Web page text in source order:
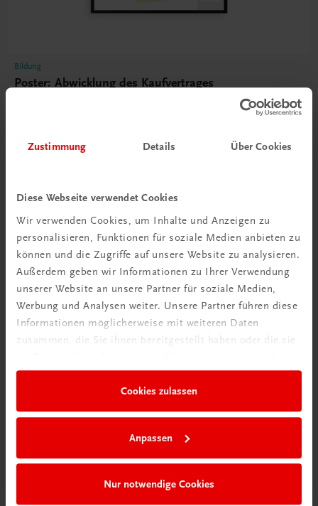
Zustimmung Details Über Cookies
Diese Webseite verwendet Cookies
Wir verwenden Cookies, um Inhalte und Anzeigen zu
personalisieren, Funktionen für soziale Medien anbieten zu
können und die Zugriffe auf unsere Website zu analysieren.
Außerdem geben wir Informationen zu Ihrer Verwendung
unserer Website an unsere Partner für soziale Medien,
Werbung und Analysen weiter. Unsere Partner führen diese
Informationen möglicherweise mit weiteren Daten
zusammen, die Sie ihnen bereitgestellt haben oder die sie
Cookies zulassen
Anpassen
Nur notwendige Cookies
Bildung
Poster: Abwicklung des Kaufvertrages
Poster: Schritt für Schritt zur erfolgreichen
Einnahmen-Ausgaben-Rechnung
€ 15,00